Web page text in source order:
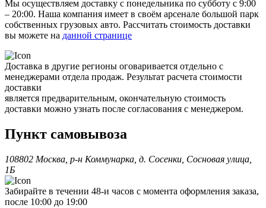
Мы осуществляем доставку с понедельника по субботу с 9:00
– 20:00. Наша компания имеет в своём арсенале большой парк
собственных грузовых авто. Рассчитать стоимость доставки
вы можете на данной странице
Доставка в другие регионы оговаривается отдельно с
менеджерами отдела продаж. Результат расчета стоимости
доставки
является предварительным, окончательную стоимость
доставки можно узнать после согласования с менеджером.
Пункт самовывоза
108802 Москва, р-н Коммунарка, д. Сосенки, Сосновая улица,
1Б
Забирайте в течении 48-и часов с момента оформления заказа,
после 10:00 до 19:00